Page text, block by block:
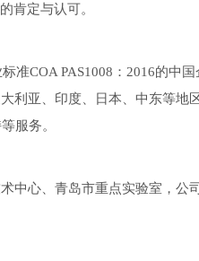
肯定与认可。
COA PAS1008：2016的中
利亚、印度、日本、中东等地
服务。
中心、青岛市重点实验室，公